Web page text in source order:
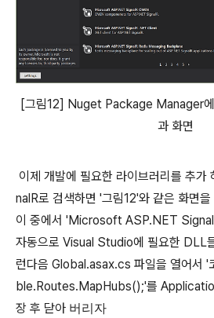
[그림12] Nuget Package Manager
과 화면
이제 개발에 필요한 라이브러리를 추
nalR로 검색하면 '그림12'와 같은 화면
이 중에서 'Microsoft ASP.NET
자동으로 Visual Studio에 필요한 DLL
런다음 Global.asax.cs 파일을 열어서 '
ble.Routes.MapHubs();'를
장 후 닫아 버리자